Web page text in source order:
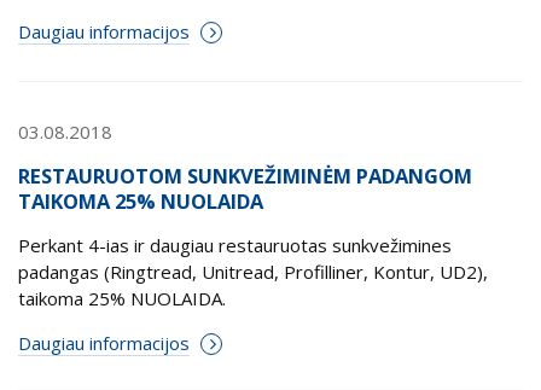
Daugiau informacijos
03.08.2018
RESTAURUOTOM SUNKVEŽIMINĖM PADANGOM
TAIKOMA 25% NUOLAIDA
Perkant 4-ias ir daugiau restauruotas sunkvežimines
padangas (Ringtread, Unitread, Profilliner, Kontur, UD2),
taikoma 25% NUOLAIDA.
Daugiau informacijos